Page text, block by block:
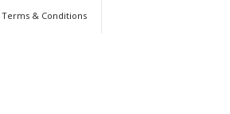
Terms & Conditions